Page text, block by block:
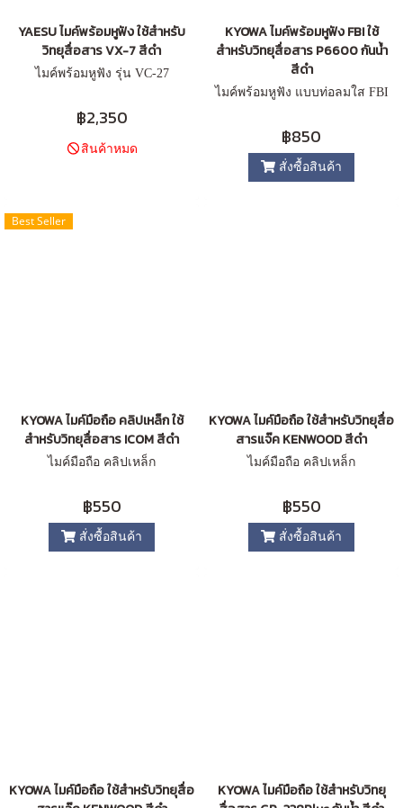
YAESU ไมค์พร้อมหูฟัง ใช้สำหรับ
วิทยุสื่อสาร VX-7 สีดำ
ไมค์พร้อมหูฟัง รุ่น VC-27
฿2,350
สินค้าหมด
KYOWA ไมค์พร้อมหูฟัง FBI ใช้
สำหรับวิทยุสื่อสาร P6600 กันน้ำ
สีดำ
ไมค์พร้อมหูฟัง แบบท่อลมใส FBI
฿850
สั่งซื้อสินค้า
Best Seller
KYOWA ไมค์มือถือ คลิปเหล็ก ใช้
สำหรับวิทยุสื่อสาร ICOM สีดำ
ไมค์มือถือ คลิปเหล็ก
฿550
สั่งซื้อสินค้า
KYOWA ไมค์มือถือ ใช้สำหรับวิทยุสื่อ
สารแจ๊ค KENWOOD สีดำ
ไมค์มือถือ คลิปเหล็ก
฿550
สั่งซื้อสินค้า
KYOWA ไมค์มือถือ ใช้สำหรับวิทยุสื่อ
KYOWA ไมค์มือถือ ใช้สำหรับวิทยุ